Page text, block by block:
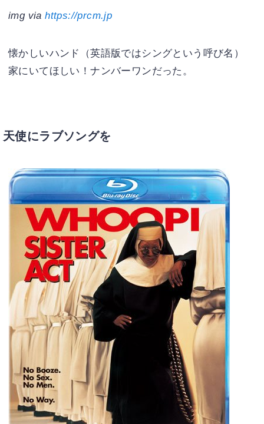
img viahttps://prcm.jp
懐かしいハンド（英語版ではシングという呼び名）
家にいてほしい！ナンバーワンだった。
天使にラブソングを